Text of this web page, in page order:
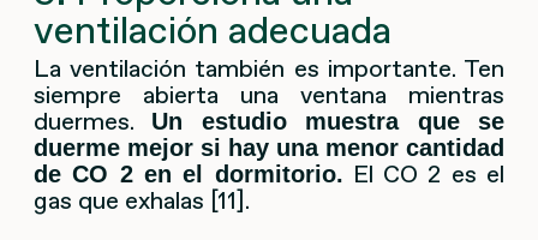
ventilación adecuada
La ventilación también es importante. Ten
siempre abierta una ventana mientras
duermes.
Un estudio muestra que se
duerme mejor si hay una menor cantidad
de CO 2 en el dormitorio. El CO 2 es el
gas que exhalas [11].